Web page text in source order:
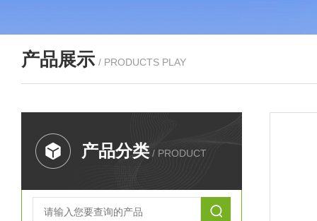
产品展示 / PRODUCTS PLAY
产品分类 / PRODUCT